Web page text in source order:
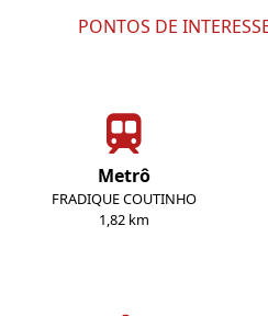
PONTOS DE
Metrô
FRADIQUE COUTINHO
1,82 km